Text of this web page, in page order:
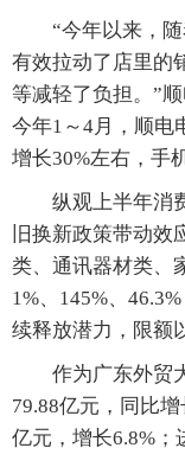
“今年以来，随
有效拉动了店里的
等减轻了负担。”
今年1～4月，顺电
增长30%左右，手
纵观上半年消费
旧换新政策带动
类、通讯器材类、
1%、145%、
续释放潜力，限额
作为广东外贸大
79.88亿元，同比
亿元，增长6.8%；